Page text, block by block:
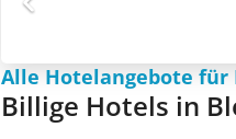
Alle Hotelangebote
Billige Hotels in